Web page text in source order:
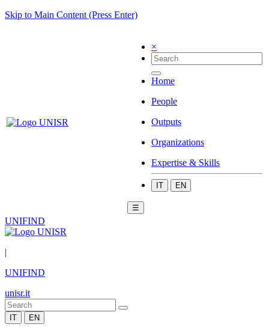
Skip to Main Content (Press Enter)
×
Home
People
Outputs
Organizations
Expertise & Skills
IT EN
☰
UNIFIND
|
UNIFIND
unisr.it
IT EN